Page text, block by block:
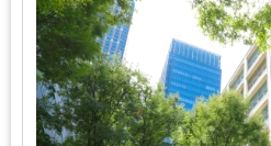
時短勤務の相談OK 勤務開始時間の相談OK
10時以降出社OK 定時早め 16時以前退社
1日5時間以内でもOK 時短OK 1日7時間
残業なし 残業少なめ 残業月10時間未満
駅から徒歩5分以内 オフィスカジュアルOK